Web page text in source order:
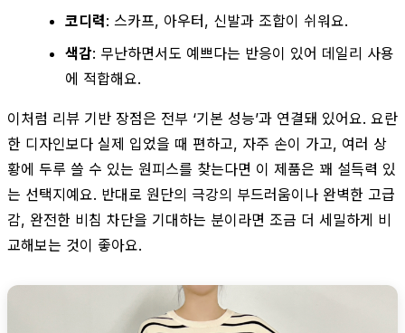
코디력: 스카프, 아우터, 신발과 조합이 쉬워요.
색감: 무난하면서도 예쁘다는 반응이 있어 데일리 사용
에 적합해요.
이처럼 리뷰 기반 장점은 전부 ‘기본 성능’과 연결돼 있어요. 요란
한 디자인보다 실제 입었을 때 편하고, 자주 손이 가고, 여러 상
황에 두루 쓸 수 있는 원피스를 찾는다면 이 제품은 꽤 설득력 있
는 선택지예요. 반대로 원단의 극강의 부드러움이나 완벽한 고급
감, 완전한 비침 차단을 기대하는 분이라면 조금 더 세밀하게 비
교해보는 것이 좋아요.